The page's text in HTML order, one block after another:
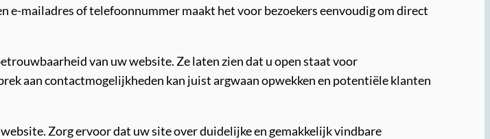
e-mailadres of telefoonnummer maakt het voor bezoekers eenvoudig om direct
van uw website. Ze laten zien dat u open staat voor
aan contactmogelijkheden kan juist argwaan opwekken en potentiële klanten
Zorg ervoor dat uw site over duidelijke en gemakkelijk vindbare